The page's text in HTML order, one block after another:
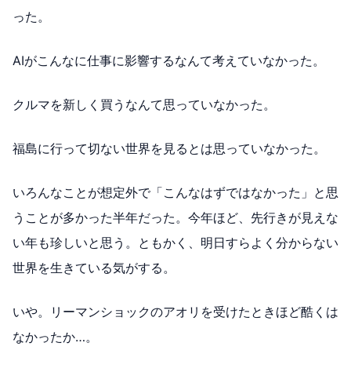
った。
AIがこんなに仕事に影響するなんて考えていなかった。
クルマを新しく買うなんて思っていなかった。
福島に行って切ない世界を見るとは思っていなかった。
いろんなことが想定外で「こんなはずではなかった」と思
うことが多かった半年だった。今年ほど、先行きが見えな
い年も珍しいと思う。ともかく、明日すらよく分からない
世界を生きている気がする。
いや。リーマンショックのアオリを受けたときほど酷くは
なかったか…。